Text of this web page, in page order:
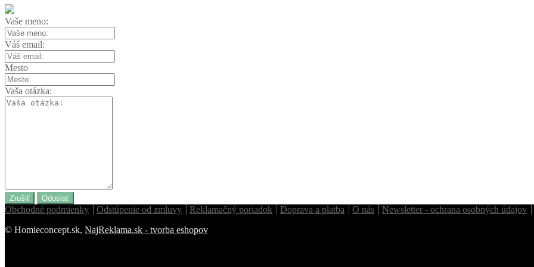
Vaše meno:
Váš email:
Mesto
Vaša otázka:
Zrušiť Odoslať
Obchodné podmienky Odstúpenie od zmluvy Reklamačný poriadok Doprava a platba O nás Newsletter - ochrana osobných údajov
© Homieconcept.sk, NajReklama.sk - tvorba eshopov